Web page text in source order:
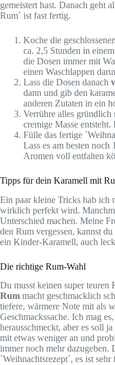
gemeistert hast. Danach geht
Rum` ist fast fertig.
Koche die
ca. 2,5 Stunden in
die Dosen immer mit
einen Waschlappen
Lass die Dosen danach
dann und gib den
anderen Zutaten in ein
Verrühre alles gründlich
cremige Masse
Fülle das fertige
Lass es am besten
Aromen voll entfalten
Tipps für dein Karamell mit
Ein paar kleine Tricks hab ich
wirklich perfekt wird.
Unterschied machen. Meine
den Rum vergessen, kannst
ein Kinder-Karamell, auch
Die richtige Rum-Wahl
Du musst keinen super teuren
Rum macht geschmacklich
tiefere, wärmere Note mit als
Geschmackssache. Ich mag
herausschmeckt, aber es soll
mit etwas weniger an und
immer noch mehr dazugeben.
`Weihnachtsrezept`, es ist sehr